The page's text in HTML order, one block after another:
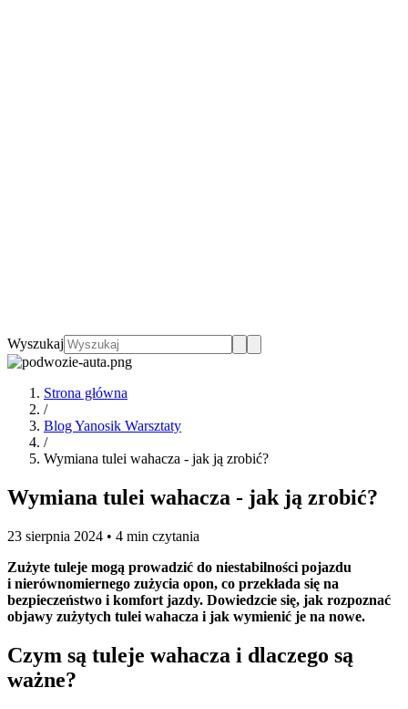
Wyszukaj
Strona główna
/
Blog Yanosik Warsztaty
/
Wymiana tulei wahacza - jak ją zrobić?
Wymiana tulei wahacza - jak ją zrobić?
23 sierpnia 2024 • 4 min czytania
Zużyte tuleje mogą prowadzić do niestabilności pojazdu
i nierównomiernego zużycia opon, co przekłada się na
bezpieczeństwo i komfort jazdy. Dowiedzcie się, jak rozpoznać
objawy zużytych tulei wahacza i jak wymienić je na nowe.
Czym są tuleje wahacza i dlaczego są
ważne?